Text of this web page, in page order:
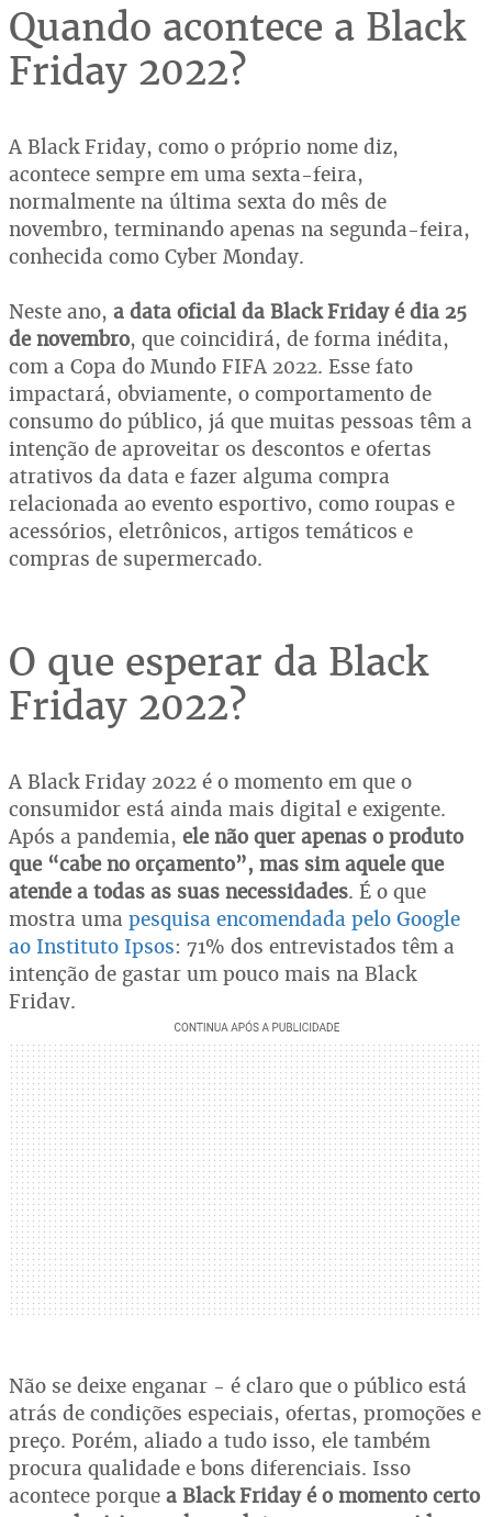
Quando acontece a Black
Friday 2022?
A Black Friday, como o próprio nome diz,
acontece sempre em uma sexta-feira,
normalmente na última sexta do mês de
novembro, terminando apenas na segunda-feira,
conhecida como Cyber Monday.
Neste ano, a data oficial da Black Friday é dia 25
de novembro, que coincidirá, de forma inédita,
com a Copa do Mundo FIFA 2022. Esse fato
impactará, obviamente, o comportamento de
consumo do público, já que muitas pessoas têm a
intenção de aproveitar os descontos e ofertas
atrativos da data e fazer alguma compra
relacionada ao evento esportivo, como roupas e
acessórios, eletrônicos, artigos temáticos e
compras de supermercado.
O que esperar da Black
Friday 2022?
A Black Friday 2022 é o momento em que o
consumidor está ainda mais digital e exigente.
Após a pandemia, ele não quer apenas o produto
que “cabe no orçamento”, mas sim aquele que
atende a todas as suas necessidades. É o que
mostra uma pesquisa encomendada pelo Google
ao Instituto Ipsos: 71% dos entrevistados têm a
intenção de gastar um pouco mais na Black
Friday.
Não se deixe enganar - é claro que o público está
atrás de condições especiais, ofertas, promoções e
preço. Porém, aliado a tudo isso, ele também
procura qualidade e bons diferenciais. Isso
acontece porque a Black Friday é o momento certo